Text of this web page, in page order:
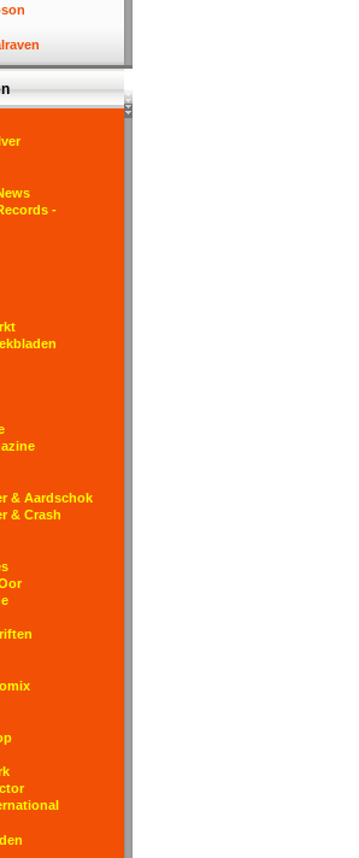
-
& Aardschok
& Crash